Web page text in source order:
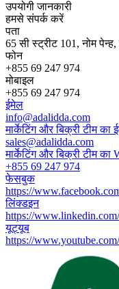
उपयोगी जानकारी
हमसे संपर्क करें
पता
65 सी स्ट्रीट 101, नोम पेन्ह,
फोन
+855 69 247 974
मोबाइल
+855 69 247 974
ईमेल
info@adalidda.com
मार्केटिंग और बिक्री टीम का
sales@adalidda.com
मार्केटिंग और बिक्री टीम का
+855 69 247 974
फेसबुक
https://
लिंक्डइन
https://
यूट्यूब
https://